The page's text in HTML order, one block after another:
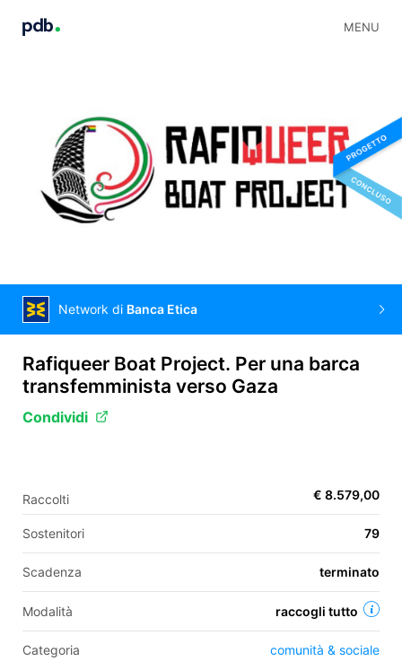
MENU
FR
Network di Banca Etica
Rafiqueer Boat Project. Per una barca
transfemminista verso Gaza
Condividi
Raccolti € 8.579,00
Sostenitori 79
Scadenza terminato
Modalità raccogli tutto
Categoria comunità & sociale